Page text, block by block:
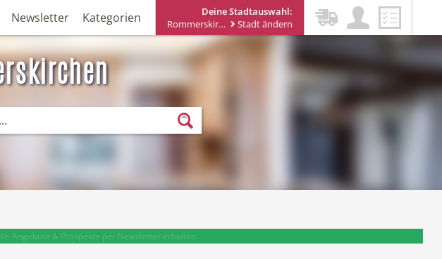
Deine Stadtauswahl:
Rommerskirchen
Stadt ändern
Newsletter Kategorien
Angebote & Prospekte per Newsletter erhalten